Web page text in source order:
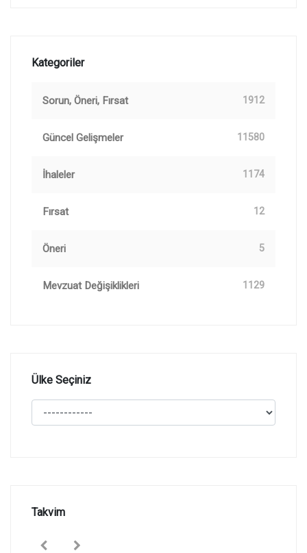
Kategoriler
Sorun, Öneri, Fırsat 1912
Güncel Gelişmeler 11580
İhaleler 1174
Fırsat 12
Öneri 5
Mevzuat Değişiklikleri 1129
Ülke Seçiniz
Takvim